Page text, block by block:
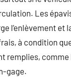
Les
l’enlèvement et
à condition
remplies, comme
gage.